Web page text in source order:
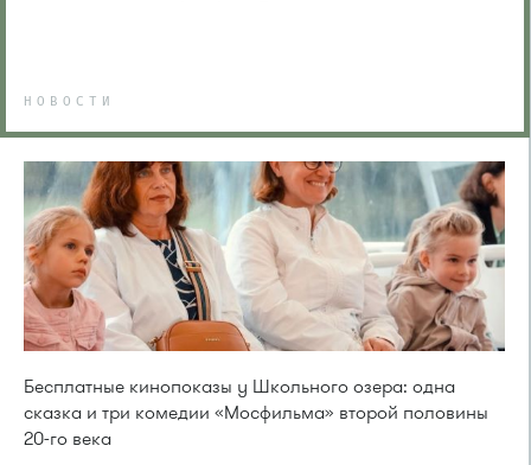
НОВОСТИ
Бесплатные кинопоказы у Школьного озера: одна
сказка и три комедии «Мосфильма» второй половины
20-го века